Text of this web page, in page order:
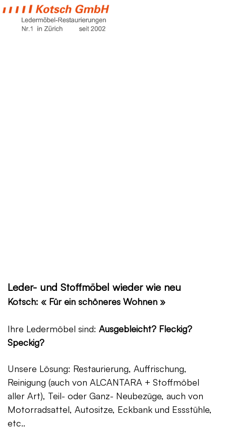
Leder- und Stoffmöbel wieder wie neu
Kotsch: « Für ein schöneres Wohnen »
Ihre Ledermöbel sind: Ausgebleicht? Fleckig?
Speckig?
Unsere Lösung: Restaurierung, Auffrischung,
Reinigung (auch von ALCANTARA + Stoffmöbel
aller Art), Teil- oder Ganz- Neubezüge, auch von
Motorradsattel, Autositze, Eckbank und Essstühle,
etc..